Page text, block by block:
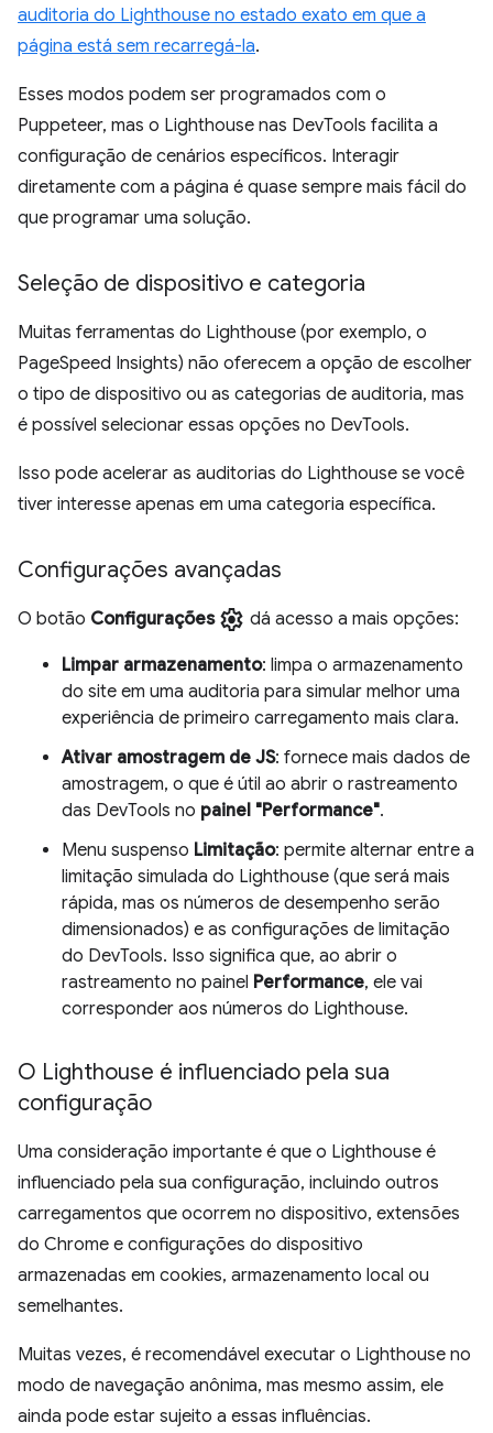
auditoria do Lighthouse no estado exato em que a
página está sem recarregá-la.
Esses modos podem ser programados com o
Puppeteer, mas o Lighthouse nas DevTools facilita a
configuração de cenários específicos. Interagir
diretamente com a página é quase sempre mais fácil do
que programar uma solução.
Seleção de dispositivo e categoria
Muitas ferramentas do Lighthouse (por exemplo, o
PageSpeed Insights) não oferecem a opção de escolher
o tipo de dispositivo ou as categorias de auditoria, mas
é possível selecionar essas opções no DevTools.
Isso pode acelerar as auditorias do Lighthouse se você
tiver interesse apenas em uma categoria específica.
Configurações avançadas
O botão Configurações settings dá acesso a mais opções:
Limpar armazenamento: limpa o armazenamento
do site em uma auditoria para simular melhor uma
experiência de primeiro carregamento mais clara.
Ativar amostragem de JS: fornece mais dados de
amostragem, o que é útil ao abrir o rastreamento
das DevTools no painel "Performance".
Menu suspenso Limitação: permite alternar entre a
limitação simulada do Lighthouse (que será mais
rápida, mas os números de desempenho serão
dimensionados) e as configurações de limitação
do DevTools. Isso significa que, ao abrir o
rastreamento no painel Performance, ele vai
corresponder aos números do Lighthouse.
O Lighthouse é influenciado pela sua
configuração
Uma consideração importante é que o Lighthouse é
influenciado pela sua configuração, incluindo outros
carregamentos que ocorrem no dispositivo, extensões
do Chrome e configurações do dispositivo
armazenadas em cookies, armazenamento local ou
semelhantes.
Muitas vezes, é recomendável executar o Lighthouse no
modo de navegação anônima, mas mesmo assim, ele
ainda pode estar sujeito a essas influências.